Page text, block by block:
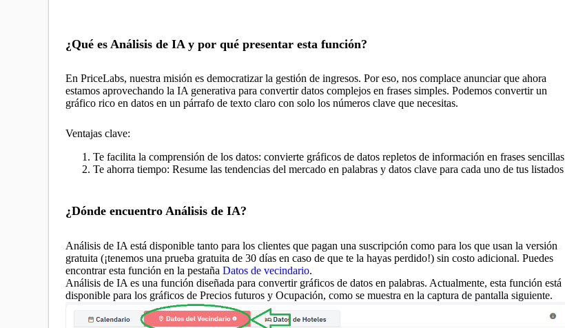
¿Qué es Análisis de IA y por qué presentar esta función?
En PriceLabs, nuestra misión es democratizar la gestión de ingresos. Por eso, nos complace anunciar que ahora
estamos aprovechando la IA generativa para convertir datos complejos en frases simples. Podemos convertir un
gráfico rico en datos en un párrafo de texto claro con solo los números clave que necesitas.
Ventajas clave:
Te facilita la comprensión de los datos: convierte gráficos de datos repletos de información en frases sencillas
Te ahorra tiempo: Resume las tendencias del mercado en palabras y datos clave para cada uno de tus listados
¿Dónde encuentro Análisis de IA?
Análisis de IA está disponible tanto para los clientes que pagan una suscripción como para los que usan la versión
gratuita (¡tenemos una prueba gratuita de 30 días en caso de que te la hayas perdido!) sin costo adicional. Puedes
encontrar esta función en la pestañaDatos de vecindario.
Análisis de IA es una función diseñada para convertir gráficos de datos en palabras. Actualmente, esta función está
disponible para los gráficos de Precios futuros y Ocupación, como se muestra en la captura de pantalla siguiente.